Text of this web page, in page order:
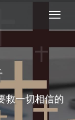
救一切相信的